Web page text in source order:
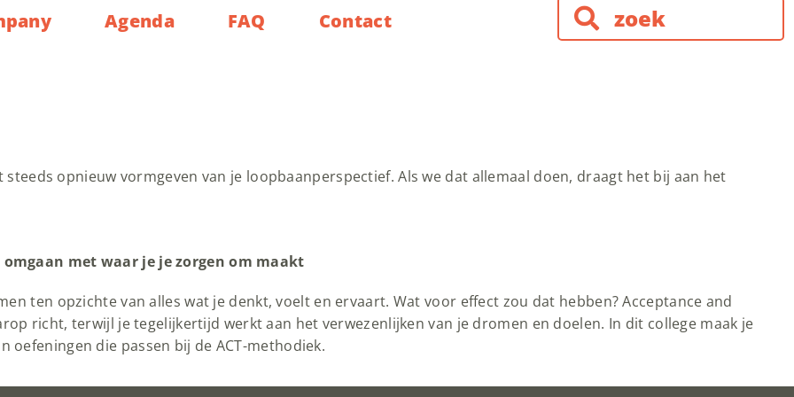
Agenda FAQ Contact
opnieuw vormgeven van je loopbaanperspectief. Als we dat allemaal doen, draagt het bij aan het
met waar je je zorgen om maakt
ten opzichte van alles wat je denkt, voelt en ervaart. Wat voor effect zou dat hebben? Acceptance and
richt, terwijl je tegelijkertijd werkt aan het verwezenlijken van je dromen en doelen. In dit college maak je
die passen bij de ACT-methodiek.